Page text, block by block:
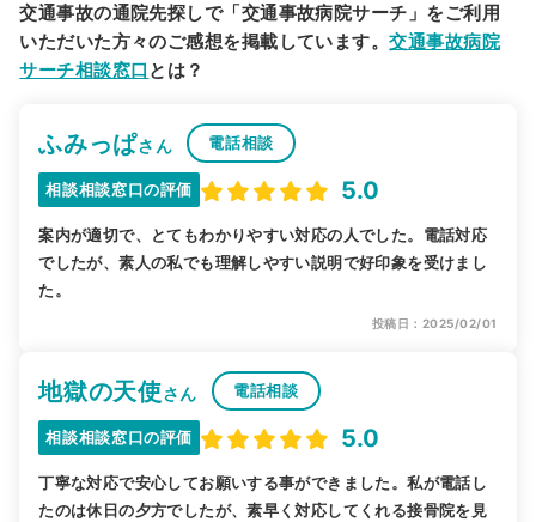
交通事故の通院先探しで「交通事故病院サーチ」をご利用
いただいた方々のご感想を掲載しています。交通事故病院
サーチ相談窓口 とは？
ふみっぱさん 電話相談
相談相談窓口の評価 5.0
案内が適切で、とてもわかりやすい対応の人でした。電話対応
でしたが、素人の私でも理解しやすい説明で好印象を受けまし
た。
投稿日：2025/02/01
地獄の天使さん 電話相談
相談相談窓口の評価 5.0
丁寧な対応で安心してお願いする事ができました。私が電話し
たのは休日の夕方でしたが、素早く対応してくれる接骨院を見